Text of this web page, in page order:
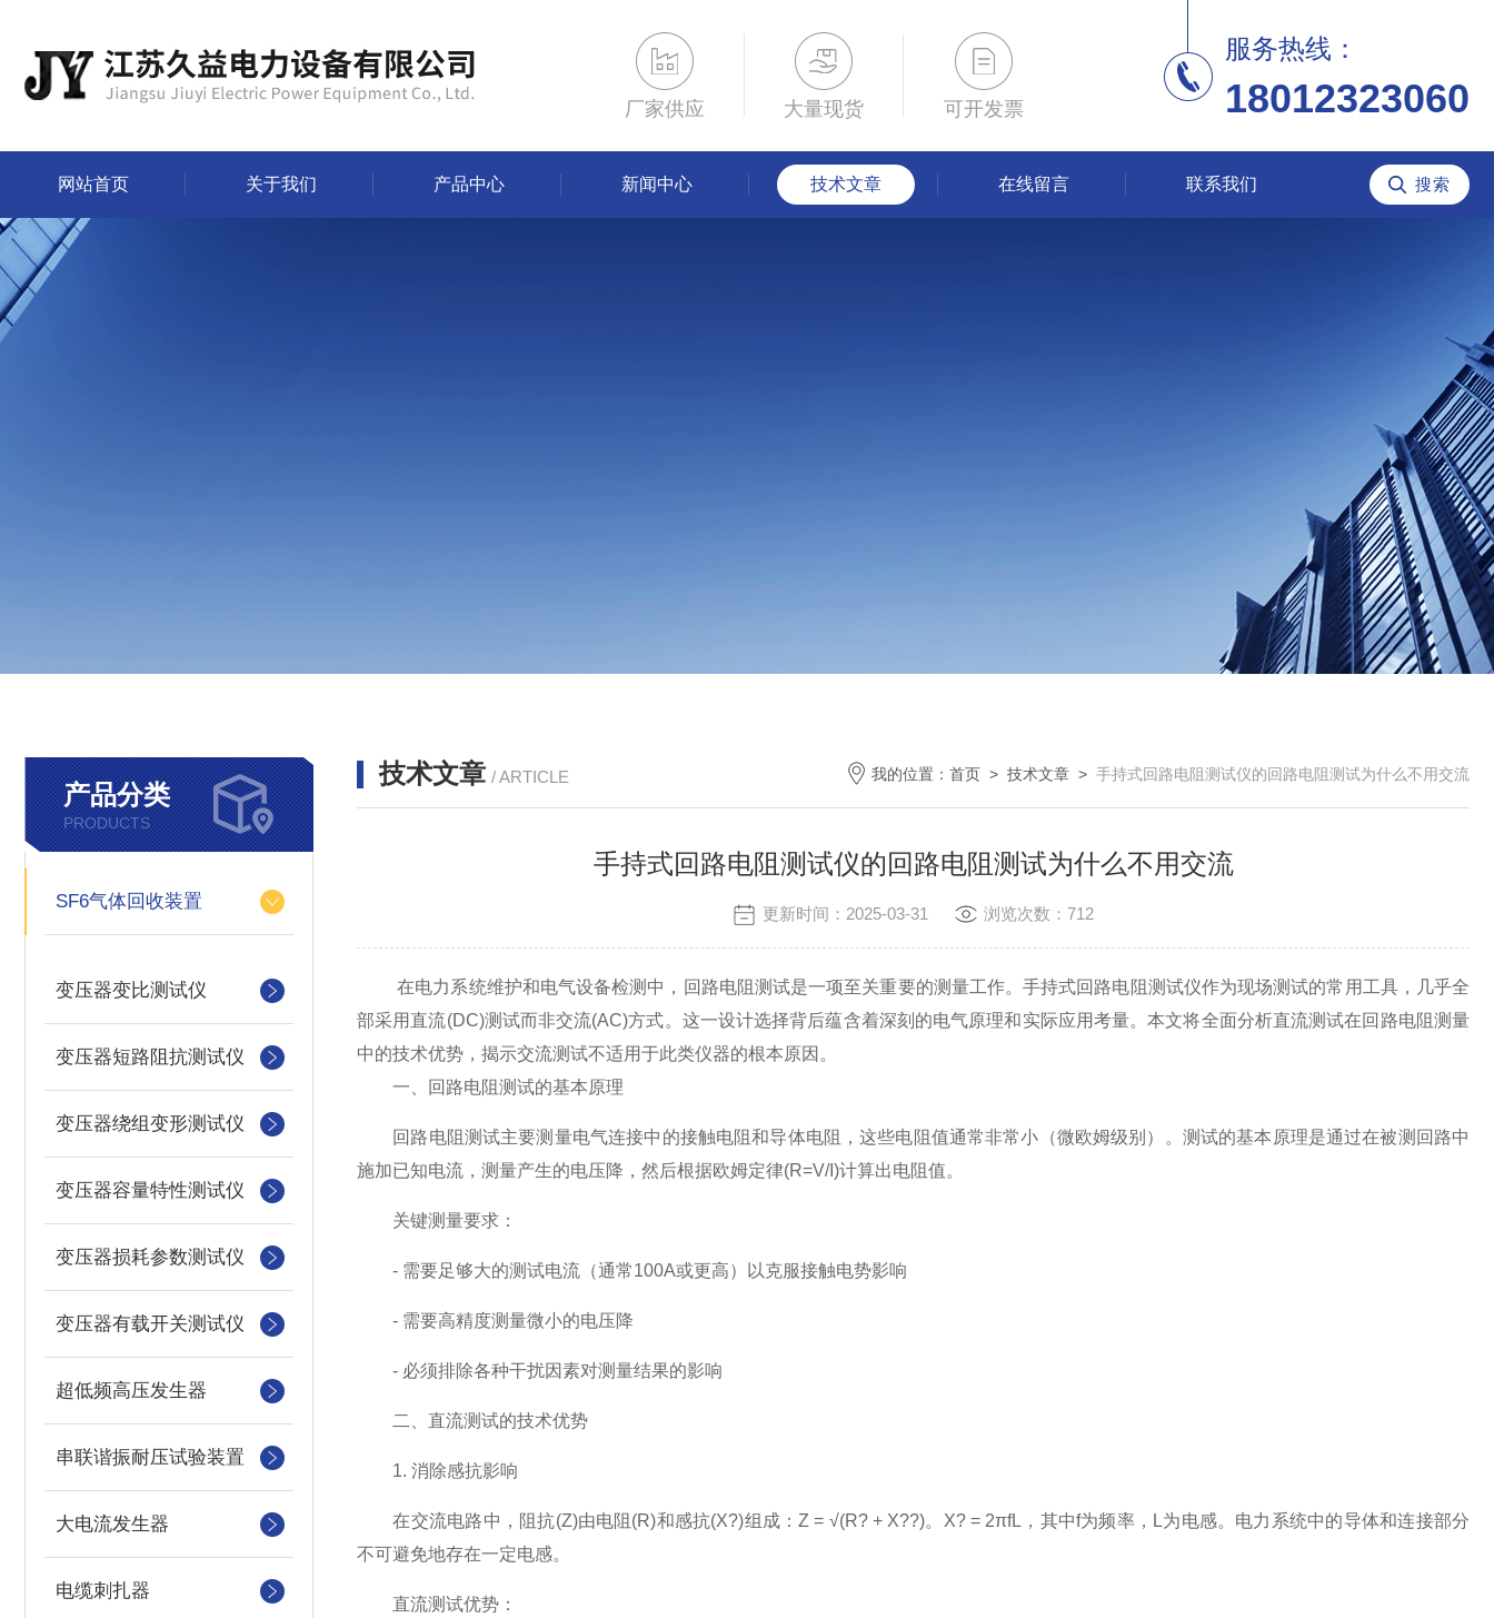
厂家供应 大量现货 可开发票
服务热线：
18012323060
网站首页 关于我们 产品中心 新闻中心 技术文章 在线留言 联系我们
产品分类
PRODUCTS
SF6气体回收装置
变压器变比测试仪
变压器短路阻抗测试仪
变压器绕组变形测试仪
变压器容量特性测试仪
变压器损耗参数测试仪
变压器有载开关测试仪
超低频高压发生器
串联谐振耐压试验装置
大电流发生器
电缆刺扎器
技术文章 / ARTICLE 我的位置： 首页 > 技术文章 > 手持式回路电阻测试仪的回路电阻测试为什么不用交流
手持式回路电阻测试仪的回路电阻测试为什么不用交流
更新时间：2025-03-31 浏览次数：712
在电力系统维护和电气设备检测中，回路电阻测试是一项至关重要的测量工作。手持式回路电阻测试仪作为现场测试的常用工具，几乎全
部采用直流(DC)测试而非交流(AC)方式。这一设计选择背后蕴含着深刻的电气原理和实际应用考量。本文将全面分析直流测试在回路电阻测量
中的技术优势，揭示交流测试不适用于此类仪器的根本原因。
一、回路电阻测试的基本原理
回路电阻测试主要测量电气连接中的接触电阻和导体电阻，这些电阻值通常非常小（微欧姆级别）。测试的基本原理是通过在被测回路中
施加已知电流，测量产生的电压降，然后根据欧姆定律(R=V/I)计算出电阻值。
关键测量要求：
- 需要足够大的测试电流（通常100A或更高）以克服接触电势影响
- 需要高精度测量微小的电压降
- 必须排除各种干扰因素对测量结果的影响
二、直流测试的技术优势
1. 消除感抗影响
在交流电路中，阻抗(Z)由电阻(R)和感抗(X?)组成：Z = √(R? + X??)。X? = 2πfL，其中f为频率，L为电感。电力系统中的导体和连接部分
不可避免地存在一定电感。
直流测试优势：